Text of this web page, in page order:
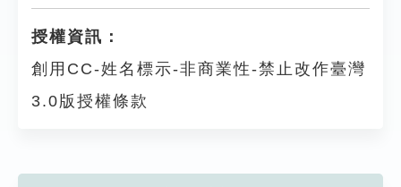
授權資訊：
創用CC-姓名標示-非商業性-禁止改作臺灣
3.0版授權條款